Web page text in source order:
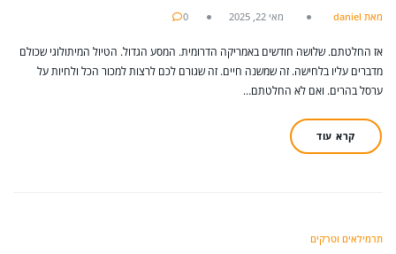
מאת daniel מאי 22, 2025 0
אז החלטתם. שלושה חודשים באמריקה הדרומית. המסע הגדול. הטיול המיתולוגי שכולם
מדברים עליו בלחישה. זה שמשנה חיים. זה שגורם לכם לרצות למכור הכל ולחיות על
ערסל בהרים. ואם לא החלטתם…
קרא עוד
תרמילאים וטרקים